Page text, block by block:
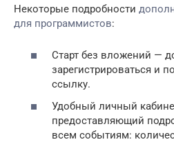
Некоторые подробности
для программистов:
Старт без вложений —
зарегистрироваться и
ссылку.
Удобный личный
предоставляющий
всем событиям: